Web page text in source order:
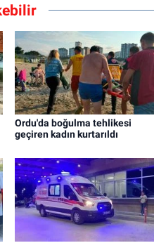
Ordu'da boğulma tehlikesi
geçiren kadın kurtarıldı